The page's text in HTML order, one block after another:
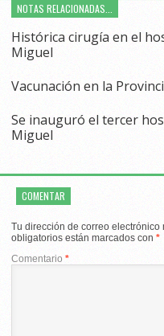
NOTAS RELACIONADAS...
Histórica cirugía en el
Miguel
Vacunación en la
Se inauguró el tercer
Miguel
COMENTAR
Tu dirección de correo electrónico
obligatorios están marcados con *
Comentario *